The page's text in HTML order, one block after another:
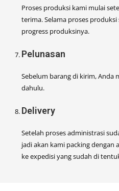
Proses produksi kami mulai
terima. Selama proses
progress produksinya.
Pelunasan
Sebelum barang di kirim, Anda
dahulu.
Delivery
Setelah proses administrasi
jadi akan kami packing dengan
ke expedisi yang sudah di